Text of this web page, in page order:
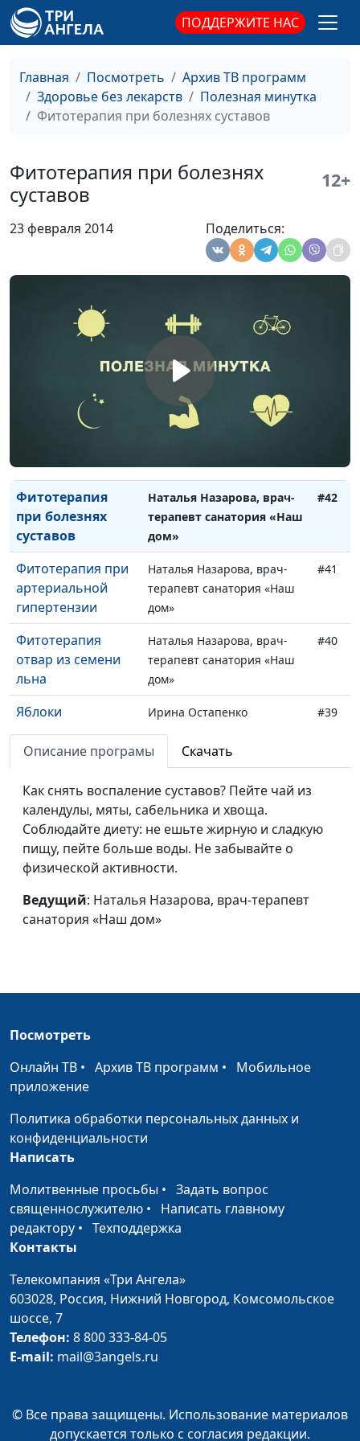
ПОДДЕРЖИТЕ НАС
Главная Посмотреть
Архив ТВ программ
Здоровье без лекарств
Полезная минутка
Фитотерапия при болезнях суставов
Фитотерапия при болезнях
суставов
12+
23 февраля 2014 Поделиться:
продукт
резинка
Ещё раз о
пластиковой
Ирина Кириченко
Детская еда,
провоцирующая
Ирина Кириченко #47
Ирина Кириченко #46
дом»
терапевт санатория «Наш
дом»
Фитотерапия при
пищеварения
Наталья Назарова, врач-
дом»
Фитотерапия
при болезнях
суставов
Наталья Назарова, врач-
терапевт санатория «Наш
дом»
#42
Фитотерапия при
артериальной
гипертензии
Наталья Назарова, врач-
терапевт санатория «Наш
дом»
#41
Фитотерапия
отвар из семени
льна
Наталья Назарова, врач-
терапевт санатория «Наш
дом»
#40
Яблоки Ирина Остапенко #39
Чечевица Ирина Остапенко
Тыква Ирина Остапенко
Томат Ирина Остапенко
Сладкий перец Ирина Остапенко
Семя льна Ирина Остапенко
пшеница
Пища для ума
Оливковое масло Ирина Остапенко
Огурец
Овес Ирина Остапенко
Морковь
Лук Ирина Остапенко
Ламинария Ирина Остапенко
Клюква
Киви Ирина Остапенко
Картофель
Инжир Ирина Остапенко
Грецкий орех Ирина Остапенко #18
Описание програмы Скачать
Как снять воспаление суставов? Пейте чай из
календулы, мяты, сабельника и хвоща.
Соблюдайте диету: не ешьте жирную и сладкую
пищу, пейте больше воды. Не забывайте о
физической активности.
Ведущий: Наталья Назарова, врач-терапевт
санатория «Наш дом»
Посмотреть
Онлайн ТВ • Архив ТВ программ • Мобильное
приложение
Политика обработки персональных данных и
конфиденциальности
Написать
Молитвенные просьбы • Задать вопрос
священнослужителю • Написать главному
редактору • Техподдержка
Контакты
Телекомпания «Три Ангела»
603028, Россия, Нижний Новгород, Комсомольское
шоссе, 7
Телефон: 8 800 333-84-05
E-mail: mail@3angels.ru
© Все права защищены. Использование материалов
допускается только с согласия редакции.